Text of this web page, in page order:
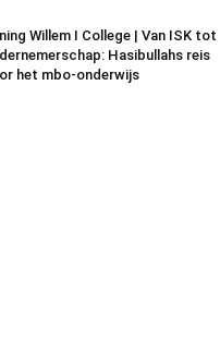
Willem I College | Van ISK tot
Hasibullahs reis
het mbo-onderwijs